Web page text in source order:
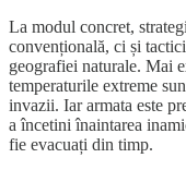
La modul concret,
convențională, ci și
geografiei naturale. Mai
temperaturile extreme
invazii. Iar armata este
a încetini înaintarea
fie evacuați din timp.